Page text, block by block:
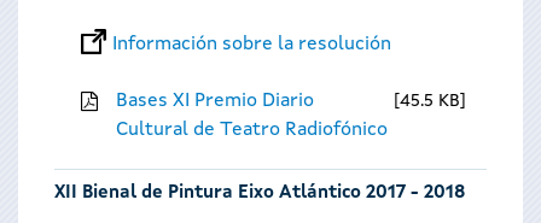
Información sobre la resolución
Bases XI Premio Diario
Cultural de Teatro Radiofónico
45.5 KB
XII Bienal de Pintura Eixo Atlántico 2017 - 2018